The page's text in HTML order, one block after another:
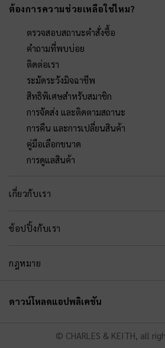
ต้องการความช่วยเหลือใช่ไหม?
ตรวจสอบสถานะคำสั่งซื้อ
คำถามที่พบบ่อย
ติดต่อเรา
ระมัดระวังมิจฉาชีพ
สิทธิพิเศษสำหรับสมาชิก
การจัดส่ง และติดตามสถานะ
การคืน และการเปลี่ยนสินค้า
คู่มือเลือกขนาด
การดูแลสินค้า
เกี่ยวกับเรา
ช้อปปิ้งกับเรา
กฎหมาย
ดาวน์โหลดแอปพลิเคชัน
© CHARLES & KEITH, all